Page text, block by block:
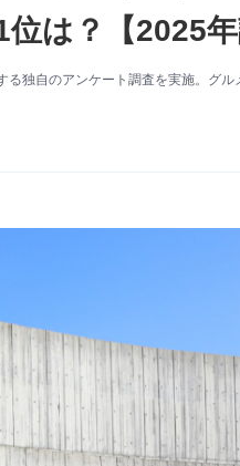
は？【2025年
独自のアンケート調査を実施。グル